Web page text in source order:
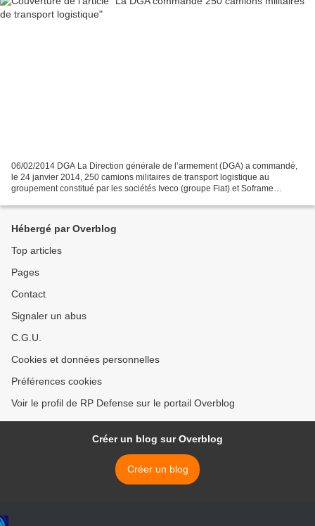
06/02/2014 DGA La Direction générale de l’armement (DGA) a commandé,
le 24 janvier 2014, 250 camions militaires de transport logistique au
groupement constitué par les sociétés Iveco (groupe Fiat) et Soframe
Hébergé par Overblog
Top articles
Pages
Contact
Signaler un abus
C.G.U.
Cookies et données personnelles
Préférences cookies
Voir le profil de RP Defense sur le portail Overblog
Créer un blog sur Overblog
Créer un blog